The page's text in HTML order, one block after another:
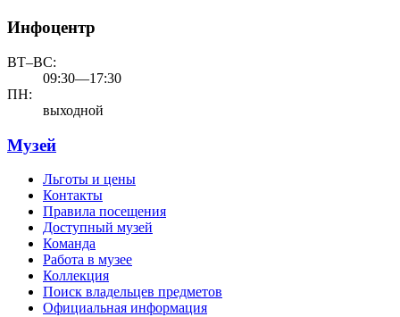
Инфоцентр
ВТ–ВС:
09:30—17:30
ПН:
выходной
Музей
Льготы и цены
Контакты
Правила посещения
Доступный музей
Команда
Работа в музее
Коллекция
Поиск владельцев предметов
Официальная информация